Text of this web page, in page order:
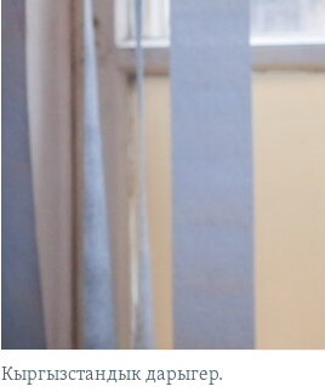
Кыргызстандык дарыгер.